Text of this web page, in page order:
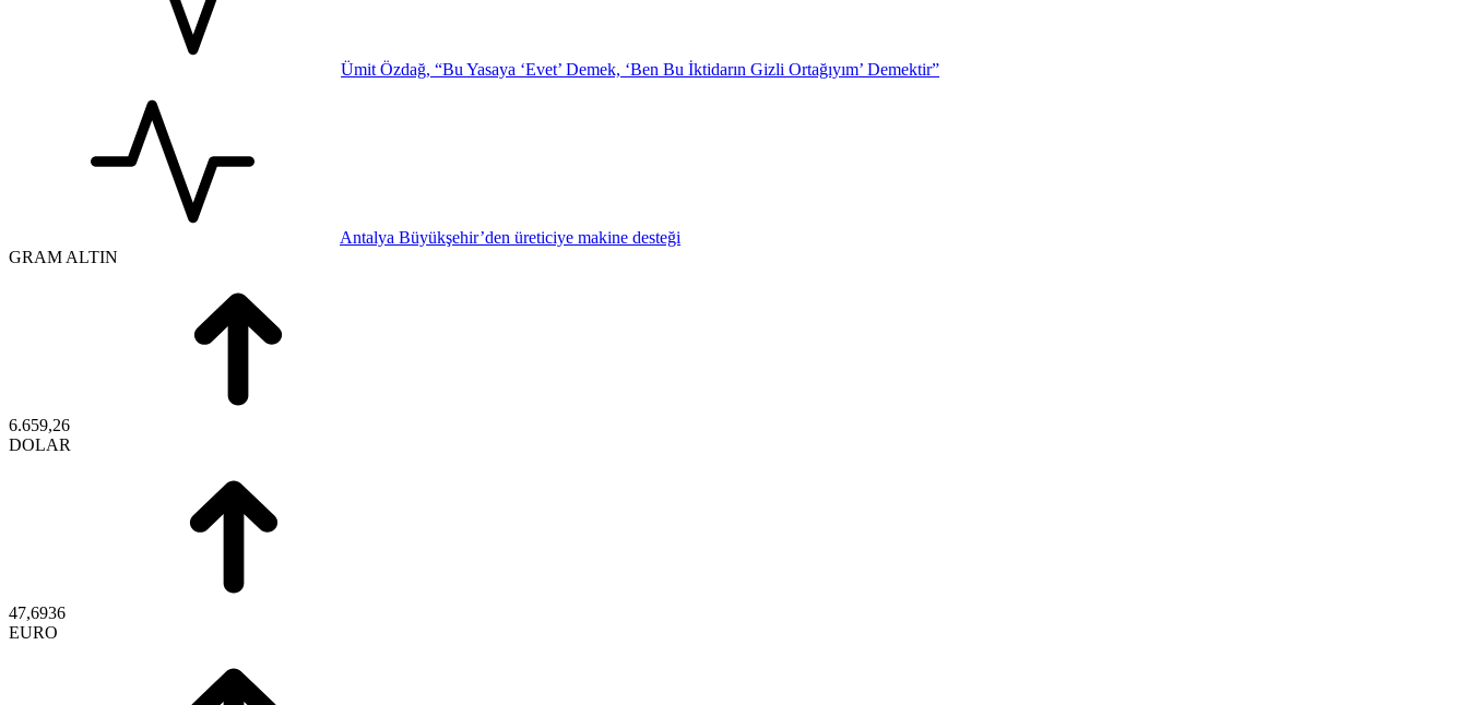
Ümit Özdağ, “Bu Yasaya ‘Evet’ Demek, ‘Ben Bu İktidarın Gizli Ortağıyım’ Demektir”
Antalya Büyükşehir’den üreticiye makine desteği
GRAM ALTIN
6.659,26
DOLAR
47,6936
EURO